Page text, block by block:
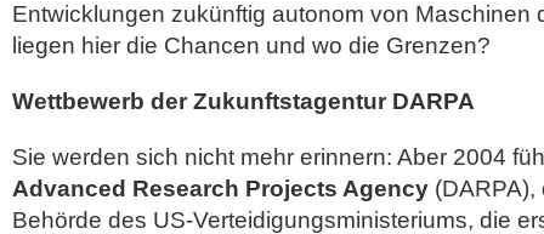
Entwicklungen zukünftig autonom von Maschinen
liegen hier die Chancen und wo die Grenzen?
Wettbewerb der Zukunftstagentur DARPA
Sie werden sich nicht mehr erinnern: Aber 2004
Advanced Research Projects Agency
Behörde des US-Verteidigungsministeriums, die